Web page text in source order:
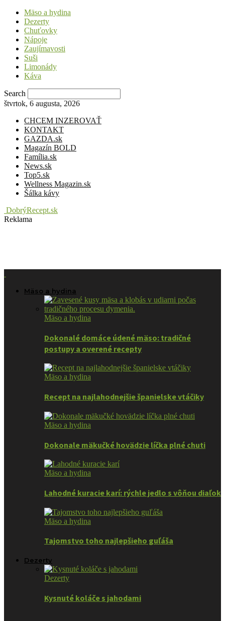
Mäso a hydina
Dezerty
Chuťovky
Nápoje
Zaujímavosti
Suši
Limonády
Káva
Search
štvrtok, 6 augusta, 2026
CHCEM INZEROVAŤ
KONTAKT
GAZDA.sk
Magazín BOLD
Família.sk
News.sk
Top5.sk
Wellness Magazin.sk
Šálka kávy
DobrýRecept.sk
Reklama
Mäso a hydina
Mäso a hydina
Dokonalé domáce údené mäso: tradičné
postupy a overené recepty
Mäso a hydina
Recept na najlahodnejšie španielske vtáčiky
Mäso a hydina
Dokonale mäkučké hovädzie líčka plné chuti
Mäso a hydina
Lahodné kuracie karí: rýchle jedlo s vôňou diaľok
Mäso a hydina
Tajomstvo toho najlepšieho guľáša
Dezerty
Dezerty
Kysnuté koláče s jahodami